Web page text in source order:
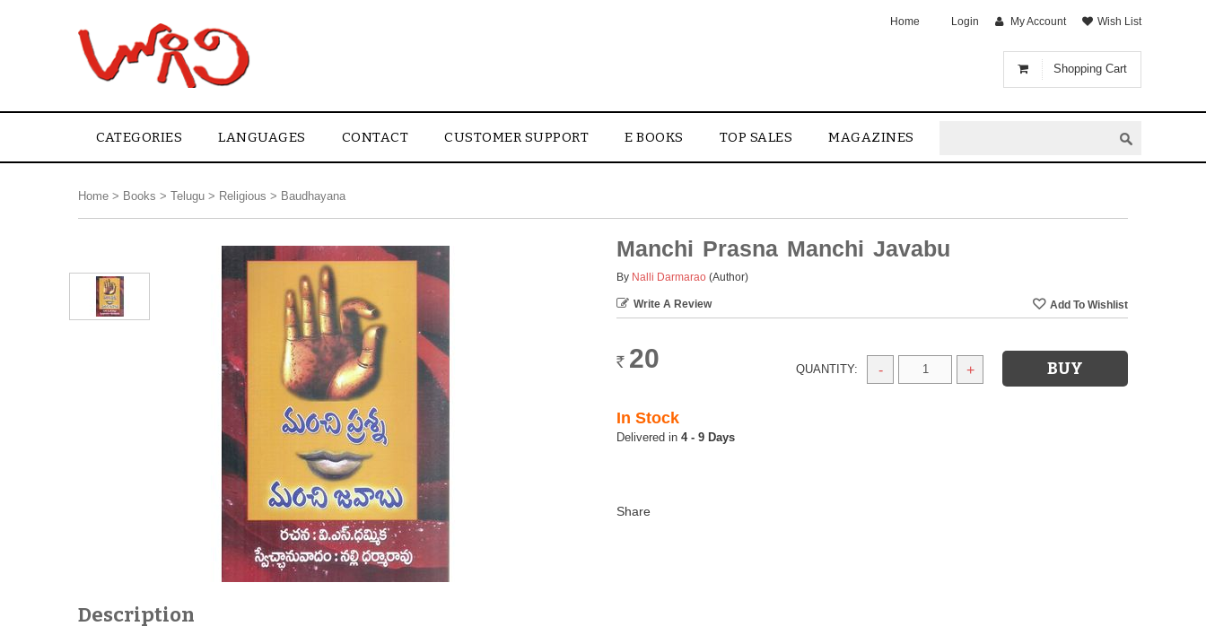
Shopping Cart
Home Login My Account Wish List
CATEGORIES LANGUAGES CONTACT CUSTOMER SUPPORT E BOOKS TOP SALES MAGAZINES
Home > Books > Telugu > Religious > Baudhayana
Manchi Prasna Manchi Javabu
By Nalli Darmarao (Author)
Write A Review
Rs. 20 QUANTITY: - +
In Stock
4 - 9 Days
Description